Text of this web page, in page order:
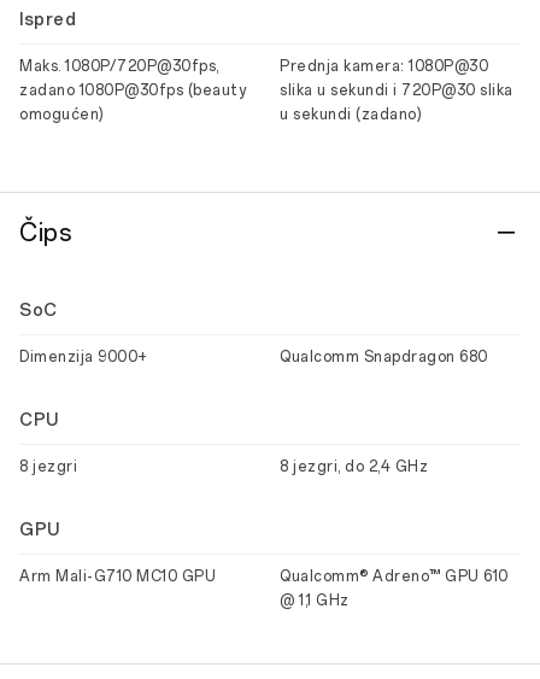
Ispred
Maks. 1080P/720P@30fps,
zadano 1080P@30fps (beauty
omogućen)
Prednja kamera: 1080P@30
slika u sekundi i 720P@30 slika
u sekundi (zadano)
Čips
SoC
Dimenzija 9000+ Qualcomm Snapdragon 680
CPU
8 jezgri 8 jezgri, do 2,4 GHz
GPU
Arm Mali-G710 MC10 GPU
Qualcomm® Adreno™ GPU 610
@ 1,1 GHz